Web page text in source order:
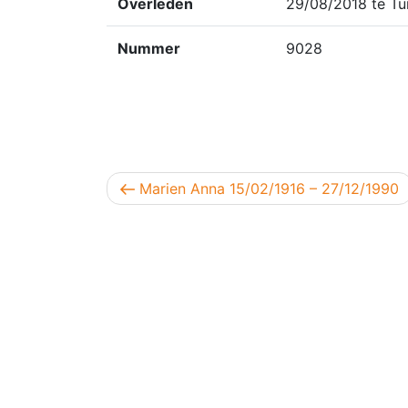
Overleden 29/08/2018 te
Nummer 9028
Berichtnavigatie
Vorig bericht
Marien Anna 15/02/1916 – 27/12/1990